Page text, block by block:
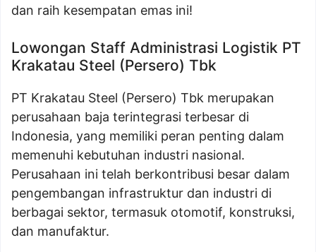
dan raih kesempatan emas ini!
Lowongan Staff Administrasi Logistik PT
Krakatau Steel (Persero) Tbk
PT Krakatau Steel (Persero) Tbk merupakan
perusahaan baja terintegrasi terbesar di
Indonesia, yang memiliki peran penting dalam
memenuhi kebutuhan industri nasional.
Perusahaan ini telah berkontribusi besar dalam
pengembangan infrastruktur dan industri di
berbagai sektor, termasuk otomotif, konstruksi,
dan manufaktur.